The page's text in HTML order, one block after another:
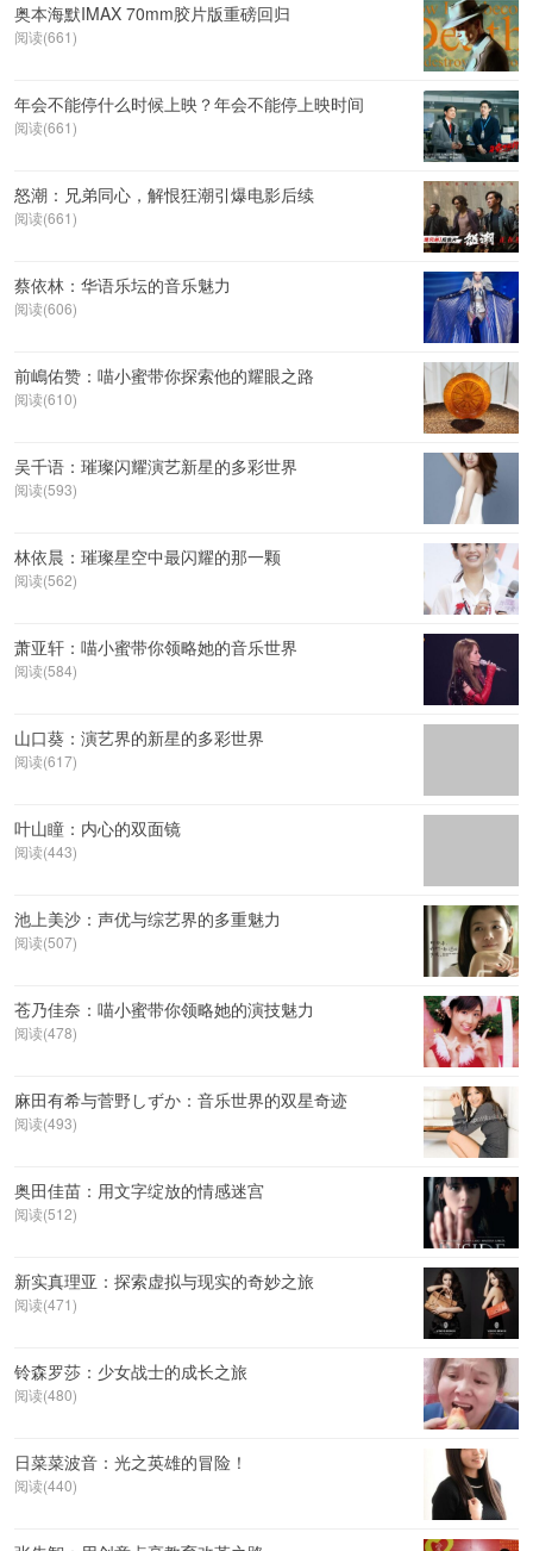
奥本海默IMAX 70mm胶片版重磅回归
阅读(661)
年会不能停什么时候上映？年会不能停上映时间
阅读(661)
怒潮：兄弟同心，解恨狂潮引爆电影后续
阅读(661)
蔡依林：华语乐坛的音乐魅力
阅读(606)
前嶋佑赞：喵小蜜带你探索他的耀眼之路
阅读(610)
吴千语：璀璨闪耀演艺新星的多彩世界
阅读(593)
林依晨：璀璨星空中最闪耀的那一颗
阅读(562)
萧亚轩：喵小蜜带你领略她的音乐世界
阅读(584)
山口葵：演艺界的新星的多彩世界
阅读(617)
叶山瞳：内心的双面镜
阅读(443)
池上美沙：声优与综艺界的多重魅力
阅读(507)
苍乃佳奈：喵小蜜带你领略她的演技魅力
阅读(478)
麻田有希与菅野しずか：音乐世界的双星奇迹
阅读(493)
奥田佳苗：用文字绽放的情感迷宫
阅读(512)
新实真理亚：探索虚拟与现实的奇妙之旅
阅读(471)
铃森罗莎：少女战士的成长之旅
阅读(480)
日菜菜波音：光之英雄的冒险！
阅读(440)